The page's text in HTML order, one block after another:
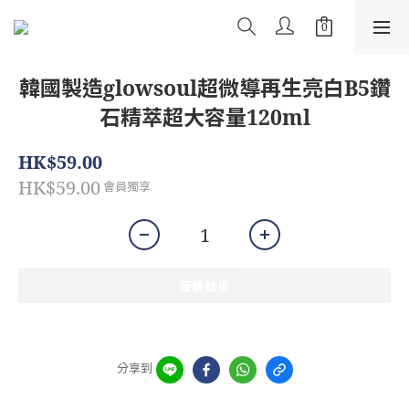
韓國製造glowsoul超微導再生亮白B5鑽
石精萃超大容量120ml
HK$59.00
HK$59.00 會員獨享
分享到